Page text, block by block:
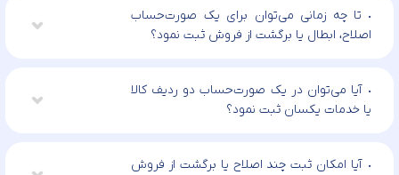
تا چه زمانی می‌توان برای یک صورت‌حساب
اصلاح، ابطال یا برگشت از فروش ثبت نمود؟
آیا می‌توان در یک صورت‌حساب دو ردیف کالا
یا خدمات یکسان ثبت نمود؟
آیا امکان ثبت چند اصلاح یا برگشت از فروش